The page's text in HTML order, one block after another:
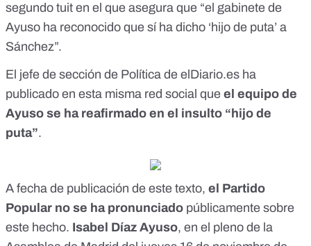
segundo tuit en el que asegura que “el gabinete de
Ayuso ha reconocido que sí ha dicho ‘hijo de puta’ a
Sánchez”.
El jefe de sección de Política de elDiario.es ha
publicado en esta misma red social que el equipo de
Ayuso se ha reafirmado en el insulto “hijo de
puta”.
A fecha de publicación de este texto, el Partido
Popular no se ha pronunciado públicamente sobre
este hecho. Isabel Díaz Ayuso, en el pleno de la